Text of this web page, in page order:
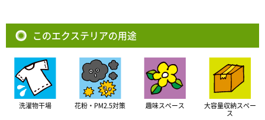
このエクステリアの用途
洗濯物干場 花粉・PM2.5対策 趣味スペース
大容量収納スペー
ス